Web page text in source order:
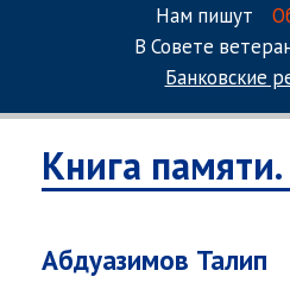
Нам пишут
В Совете
Банковские
Книга
Абдуазимов Талип